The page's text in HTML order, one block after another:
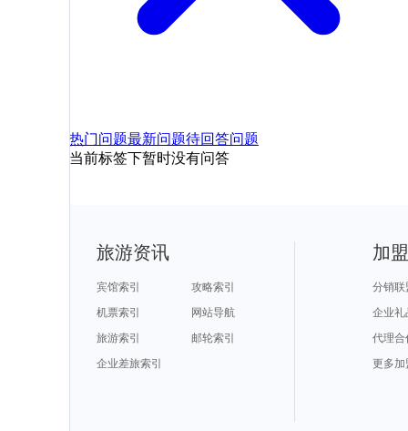
热门问题最新问题待回答问题
当前标签下暂时没有问答
旅游资讯
宾馆索引
攻略索引
机票索引
网站导航
旅游索引
邮轮索引
企业差旅索引
加
分销联
企业礼
代理合
更多加